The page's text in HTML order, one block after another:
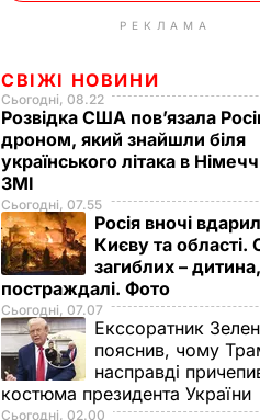
РЕКЛАМА
СВІЖІ НОВИНИ
Сьогодні, 08.22
Розвідка США пов’язала
дроном, який знайшли біля
українського літака в
ЗМІ
Сьогодні, 07.55
Росія вночі
Києву та області.
загиблих –
постраждалі. Фото
Сьогодні, 07.07
Екссоратник
пояснив, чому
насправді
костюма президента України
Сьогодні, 02.00